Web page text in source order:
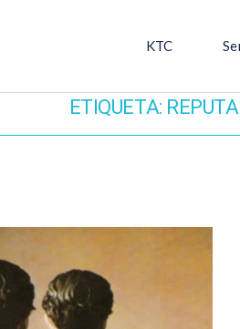
KTC
ETIQUETA: